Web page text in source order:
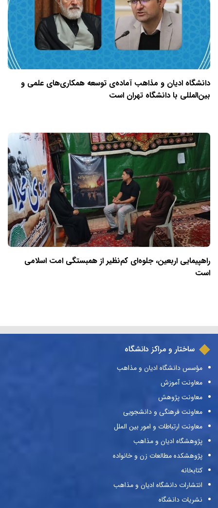
دانشگاه ادیان و مذاهب آماده‌ی توسعه همکاری‌های علمی و
بین‌المللی با دانشگاه تهران است
راهپیمایی اربعین، جلوه‌ای کم‌نظیر از همبستگی امت اسلامی
است
ساختار و مراکز دانشگاه
مؤسس دانشگاه ادیان و مذاهب
معاونت آموزش
معاونت پژوهش
معاونت فرهنگی و دانشجویی
معاونت ارتباطات و امور بین الملل
پژوهشگاه ادیان و مذاهب
پژوهشکده مطالعات زن و خانواده
کتابخانه
انتشارات دانشگاه ادیان و مذاهب
نشریات دانشگاه